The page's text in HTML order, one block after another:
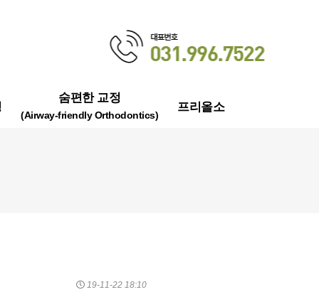
숨편한 교정
(Airway-friendly Orthodontics)
프리올소
19-11-22 18:10